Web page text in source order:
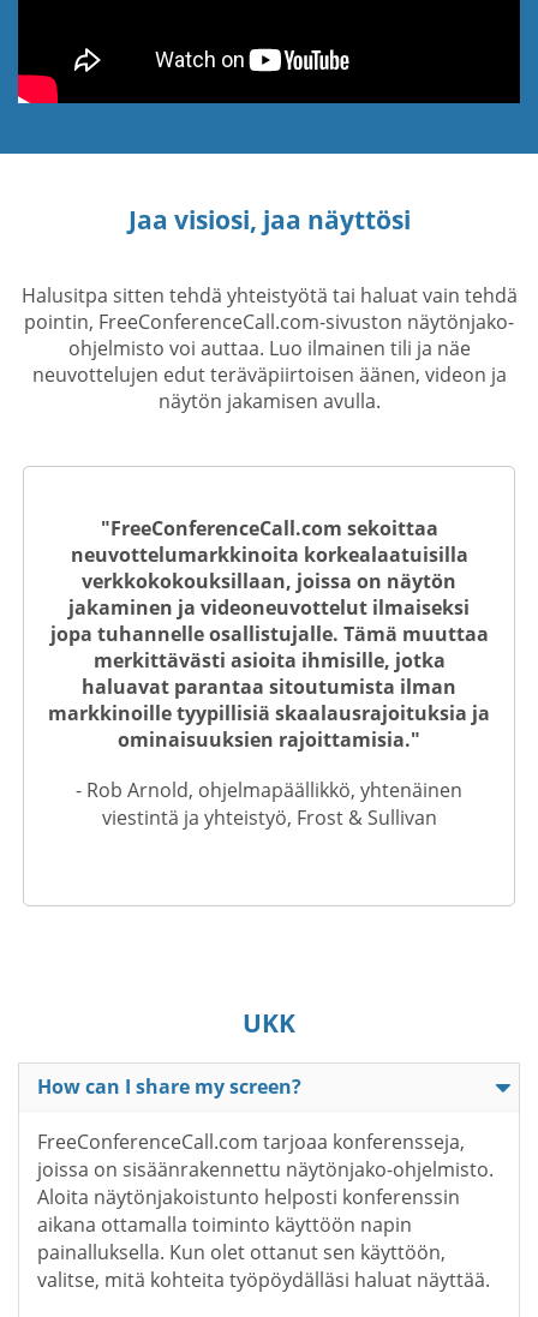
Jaa visiosi, jaa näyttösi
Halusitpa sitten tehdä yhteistyötä tai haluat vain tehdä
pointin, FreeConferenceCall.com-sivuston näytönjako-
ohjelmisto voi auttaa. Luo ilmainen tili ja näe
neuvottelujen edut teräväpiirtoisen äänen, videon ja
näytön jakamisen avulla.
"FreeConferenceCall.com sekoittaa
neuvottelumarkkinoita korkealaatuisilla
verkkokokouksillaan, joissa on näytön
jakaminen ja videoneuvottelut ilmaiseksi
jopa tuhannelle osallistujalle. Tämä muuttaa
merkittävästi asioita ihmisille, jotka
haluavat parantaa sitoutumista ilman
markkinoille tyypillisiä skaalausrajoituksia ja
ominaisuuksien rajoittamisia."
- Rob Arnold, ohjelmapäällikkö, yhtenäinen
viestintä ja yhteistyö, Frost & Sullivan
UKK
How can I share my screen?
FreeConferenceCall.com tarjoaa konferensseja,
joissa on sisäänrakennettu näytönjako-ohjelmisto.
Aloita näytönjakoistunto helposti konferenssin
aikana ottamalla toiminto käyttöön napin
painalluksella. Kun olet ottanut sen käyttöön,
valitse, mitä kohteita työpöydälläsi haluat näyttää.